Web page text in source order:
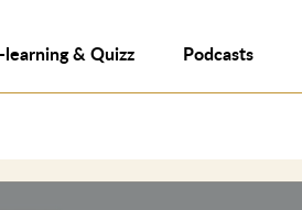
learning & Quizz Podcasts